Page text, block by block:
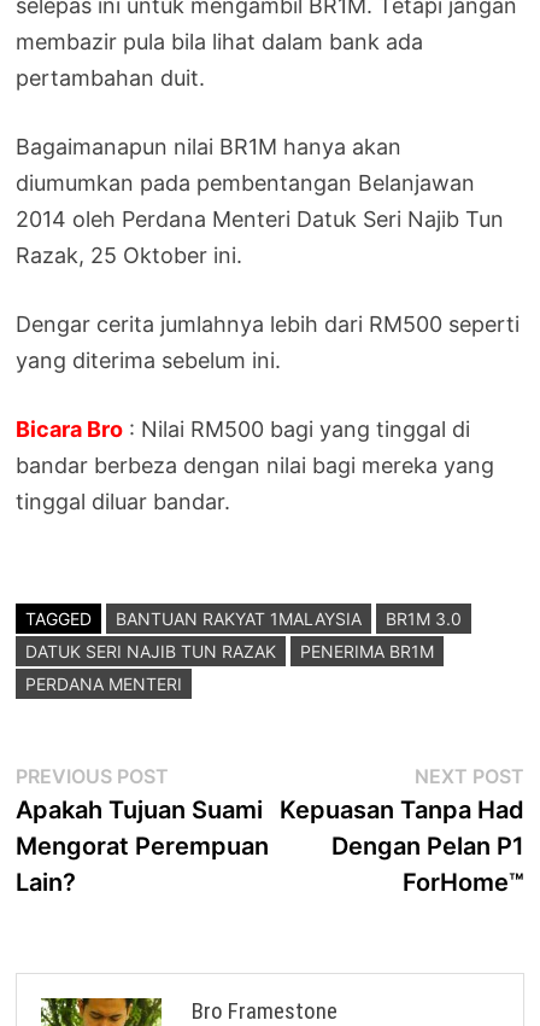
selepas ini untuk mengambil BR1M. Tetapi jangan
membazir pula bila lihat dalam bank ada
pertambahan duit.
Bagaimanapun nilai BR1M hanya akan
diumumkan pada pembentangan Belanjawan
2014 oleh Perdana Menteri Datuk Seri Najib Tun
Razak, 25 Oktober ini.
Dengar cerita jumlahnya lebih dari RM500 seperti
yang diterima sebelum ini.
Bicara Bro : Nilai RM500 bagi yang tinggal di
bandar berbeza dengan nilai bagi mereka yang
tinggal diluar bandar.
TAGGED BANTUAN RAKYAT 1MALAYSIA
BR1M 3.0
DATUK SERI NAJIB TUN RAZAK
PENERIMA BR1M
PERDANA MENTERI
Post
navigation
PREVIOUS POST
post:
Apakah Tujuan Suami
Mengorat Perempuan
Lain?
NEXT POST
Kepuasan Tanpa Had
Dengan Pelan P1
ForHome™
Bro Framestone